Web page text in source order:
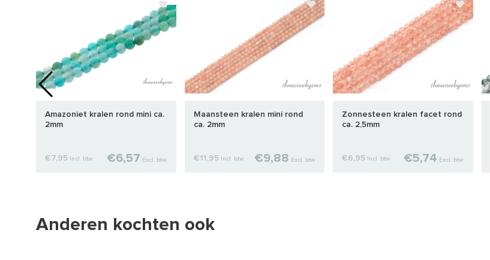
Amazoniet kralen rond mini ca.
2mm
€7,95 Incl. btw €6,57 Excl. btw
Maansteen kralen mini rond
ca. 2mm
€11,95 Incl. btw €9,88 Excl. btw
Zonnesteen kralen facet rond
ca. 2,5mm
€6,95 Incl. btw €5,74 Excl. btw
Anderen kochten ook